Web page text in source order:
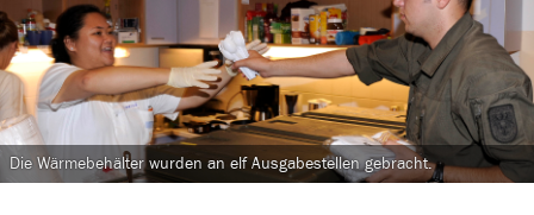
Die Wärmebehälter wurden an elf Ausgabestellen gebracht.